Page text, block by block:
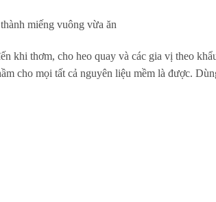
miếng vuông vừa ăn
khi thơm, cho heo quay và các gia vị theo
cho mọi tất cả nguyên liệu mềm là được.